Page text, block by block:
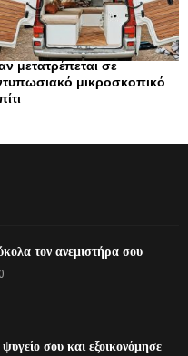
μετατρέπεται σε
μικροσκοπικό
τον ανεμιστήρα σου
0
σου και εξοικονόμησε